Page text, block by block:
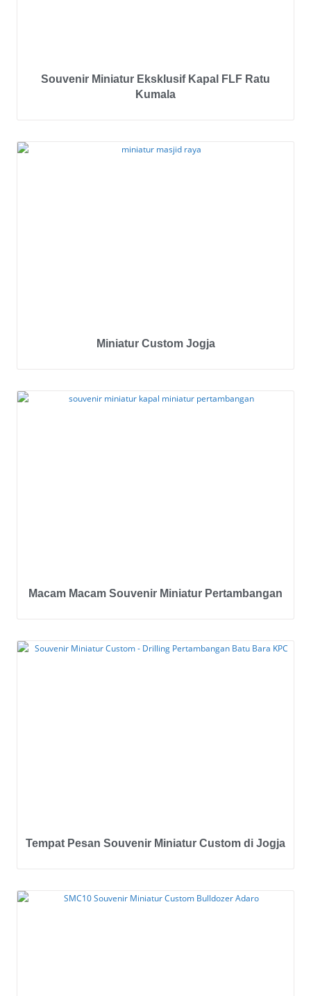
Souvenir Miniatur Eksklusif Kapal FLF Ratu
Kumala
Miniatur Custom Jogja
Macam Macam Souvenir Miniatur Pertambangan
Tempat Pesan Souvenir Miniatur Custom di Jogja